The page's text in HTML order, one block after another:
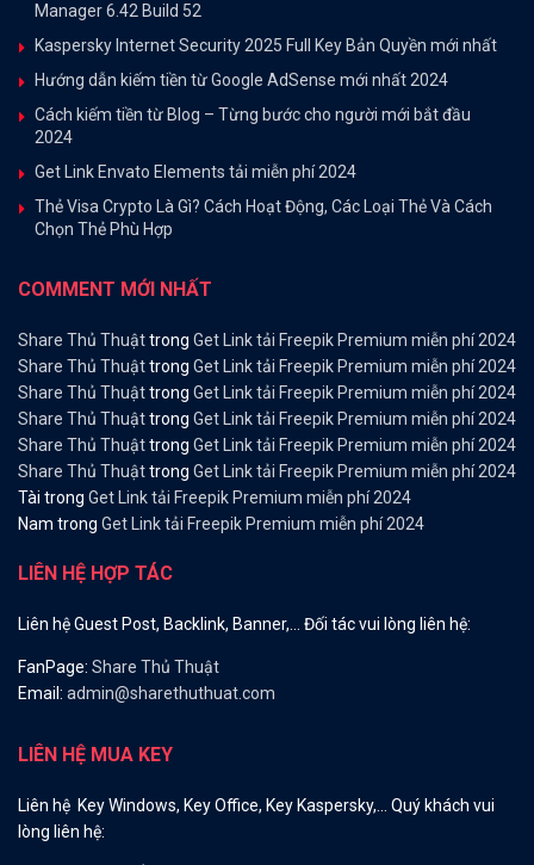
Manager 6.42 Build 52
Kaspersky Internet Security 2025 Full Key Bản Quyền mới nhất
Hướng dẫn kiếm tiền từ Google AdSense mới nhất 2024
Cách kiếm tiền từ Blog – Từng bước cho người mới bắt đầu
2024
Get Link Envato Elements tải miễn phí 2024
Thẻ Visa Crypto Là Gì? Cách Hoạt Động, Các Loại Thẻ Và Cách
Chọn Thẻ Phù Hợp
COMMENT MỚI NHẤT
Share Thủ Thuậttrong Get Link tải Freepik Premium miễn phí 2024
Share Thủ Thuậttrong Get Link tải Freepik Premium miễn phí 2024
Share Thủ Thuậttrong Get Link tải Freepik Premium miễn phí 2024
Share Thủ Thuậttrong Get Link tải Freepik Premium miễn phí 2024
Share Thủ Thuậttrong Get Link tải Freepik Premium miễn phí 2024
Share Thủ Thuậttrong Get Link tải Freepik Premium miễn phí 2024
Tài trong Get Link tải Freepik Premium miễn phí 2024
Nam trong Get Link tải Freepik Premium miễn phí 2024
LIÊN HỆ HỢP TÁC
Liên hệ Guest Post, Backlink, Banner,… Đối tác vui lòng liên hệ:
FanPage: Share Thủ Thuật
Email: admin@sharethuthuat.com
LIÊN HỆ MUA KEY
Liên hệ Key Windows, Key Office, Key Kaspersky,… Quý khách vui
lòng liên hệ: